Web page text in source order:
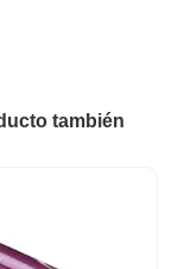
también